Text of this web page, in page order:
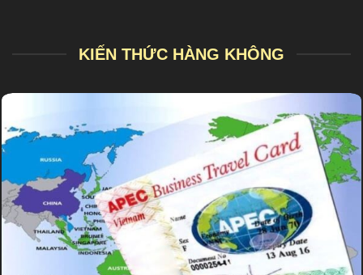
KIẾN THỨC HÀNG KHÔNG